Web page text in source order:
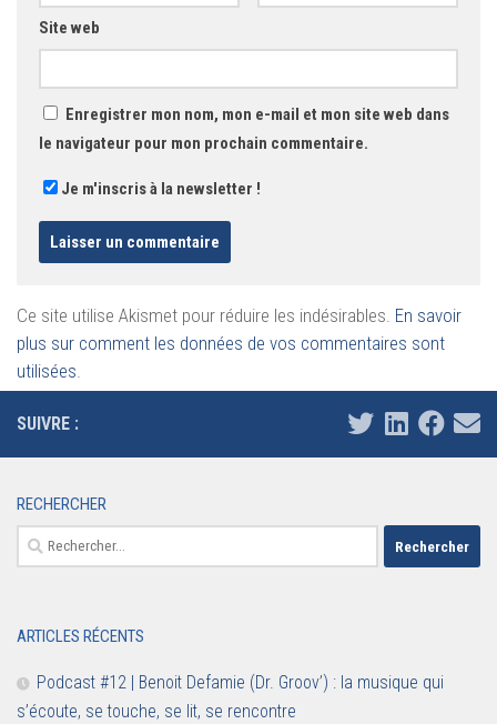
Site web
Enregistrer mon nom, mon e-mail et mon site web dans
le navigateur pour mon prochain commentaire.
Je m'inscris à la newsletter !
Ce site utilise Akismet pour réduire les indésirables. En savoir
plus sur comment les données de vos commentaires sont
utilisées.
SUIVRE :
RECHERCHER
Rechercher :
ARTICLES RÉCENTS
Podcast #12 | Benoit Defamie (Dr. Groov’) : la musique qui
s’écoute, se touche, se lit, se rencontre